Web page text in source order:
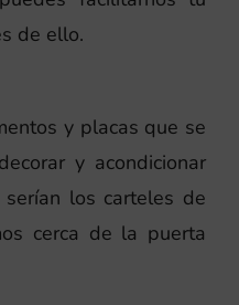
y placas que se
y acondicionar
los carteles de
cerca de la puerta
de ello.